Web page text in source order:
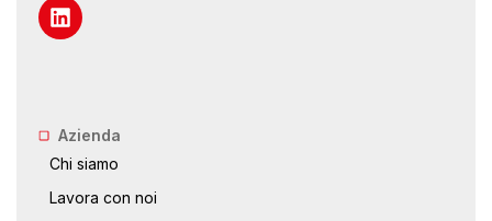
Azienda
Chi siamo
Lavora con noi